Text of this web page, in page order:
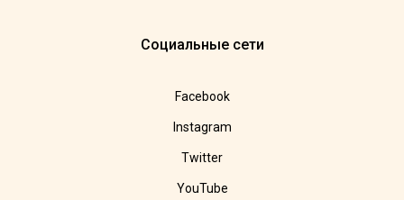
Социальные сети
Facebook
Instagram
Twitter
YouTube